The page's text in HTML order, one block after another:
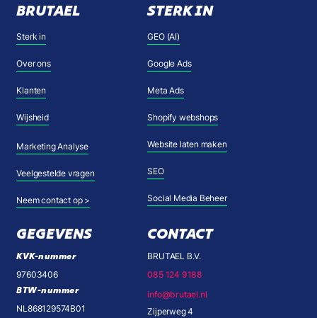
BRUTAEL
Sterk in
Over ons
Klanten
Wijsheid
Marketing Analyse
Veelgestelde vragen
Neem contact op >
STERK IN
GEO (AI)
Google Ads
Meta Ads
Shopify webshops
Website laten maken
SEO
Social Media Beheer
GEGEVENS
KVK-nummer
97603406
BTW-nummer
NL868129574B01
CONTACT
BRUTAEL B.V.
085 124 9188
info@brutael.nl
Zijperweg 4